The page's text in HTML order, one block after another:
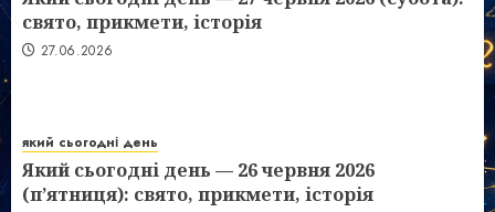
свято, прикмети, історія
27.06.2026
який сьогодні день
Який сьогодні день — 26 червня 2026
(п’ятниця): свято, прикмети, історія